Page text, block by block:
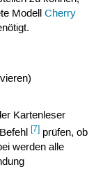
Modell Cherry
Kartenleser
[7]prüfen, ob
werden alle